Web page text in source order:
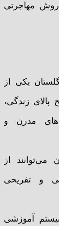
روش مهاجرتی
یکی از
زندگی،
مدرن و
می‌توانند از
و تفریحی
آموزشی